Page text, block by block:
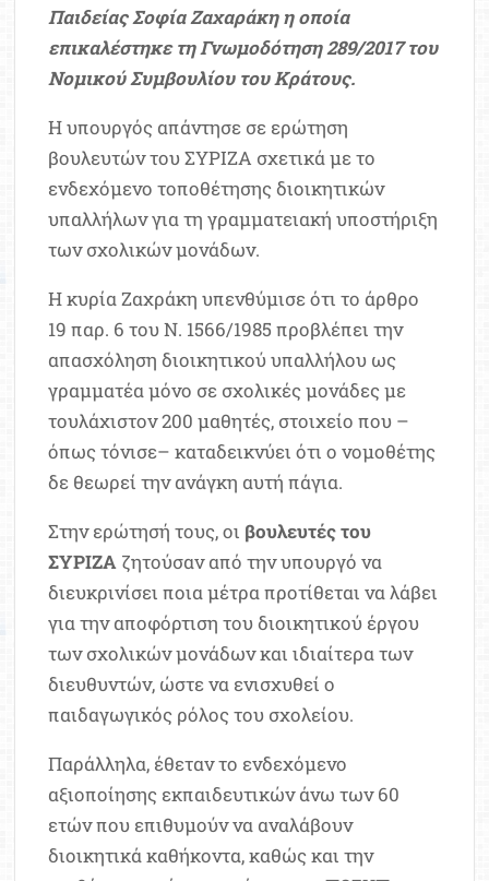
Παιδείας Σοφία Ζαχαράκη η οποία
επικαλέστηκε τη Γνωμοδότηση 289/2017 του
Νομικού Συμβουλίου του Κράτους.
Η υπουργός απάντησε σε ερώτηση
βουλευτών του ΣΥΡΙΖΑ σχετικά με το
ενδεχόμενο τοποθέτησης διοικητικών
υπαλλήλων για τη γραμματειακή υποστήριξη
των σχολικών μονάδων.
Η κυρία Ζαχράκη υπενθύμισε ότι το άρθρο
19 παρ. 6 του Ν. 1566/1985 προβλέπει την
απασχόληση διοικητικού υπαλλήλου ως
γραμματέα μόνο σε σχολικές μονάδες με
τουλάχιστον 200 μαθητές, στοιχείο που –
όπως τόνισε– καταδεικνύει ότι ο νομοθέτης
δε θεωρεί την ανάγκη αυτή πάγια.
Στην ερώτησή τους, οι βουλευτές του
ΣΥΡΙΖΑ ζητούσαν από την υπουργό να
διευκρινίσει ποια μέτρα προτίθεται να λάβει
για την αποφόρτιση του διοικητικού έργου
των σχολικών μονάδων και ιδιαίτερα των
διευθυντών, ώστε να ενισχυθεί ο
παιδαγωγικός ρόλος του σχολείου.
Παράλληλα, έθεταν το ενδεχόμενο
αξιοποίησης εκπαιδευτικών άνω των 60
ετών που επιθυμούν να αναλάβουν
διοικητικά καθήκοντα, καθώς και την